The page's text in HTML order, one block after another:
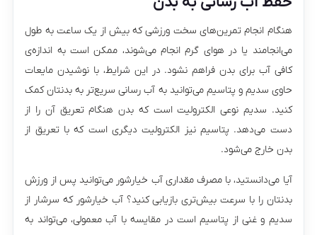
هنگام انجام تمرین‌های سخت ورزشی که بیش از یک ساعت به طول
می‌انجامند یا در هوای گرم انجام می‌شوند، ممکن است به اندازه‌ی
کافی آب برای بدن فراهم نشود. در این شرایط، با نوشیدن مایعات
حاوی سدیم و پتاسیم می‌توانید به آب رسانی سریع‌تر به بدنتان کمک
کنید. سدیم نوعی الکترولیت است که بدن هنگام تعریق آن را از
دست می‌دهد. پتاسیم نیز الکترولیت دیگری است که با تعریق از
بدن خارج می‌شود.
آیا می‌دانستید، با مصرف مقداری آب خیارشور می‌توانید پس از ورزش
بدنتان را با سرعت بیش‌تری بازیابی کنید؟ آب خیارشور که سرشار از
سدیم و غنی از پتاسیم است در مقایسه با آب معمولی، می‌تواند به